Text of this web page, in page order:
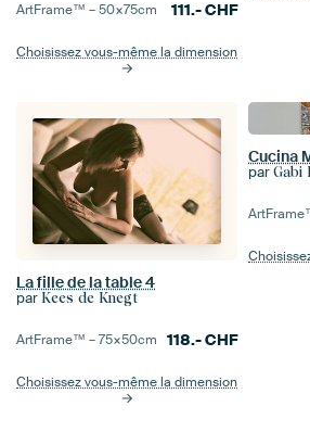
ArtFrame™ –50×75cm 111.-CHF
Choisissez vous-même la dimension
La fille de la table 4
par Kees de Knegt
ArtFrame™ –75×50cm 118.-CHF
Choisissez vous-même la dimension
Cucina
par Gabi